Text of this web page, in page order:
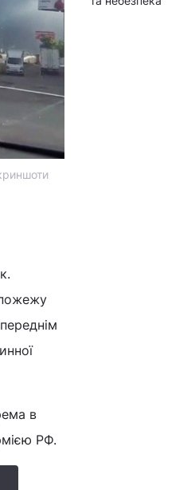
пожежу
в
РФ.